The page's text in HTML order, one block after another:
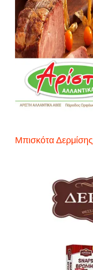
Μπισκότα Δερμίσης